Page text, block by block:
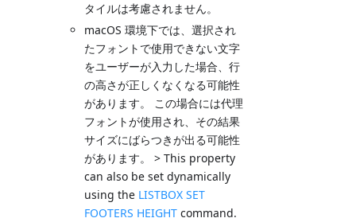
タイルは考慮されません。
macOS 環境下では、選択され
たフォントで使用できない文字
をユーザーが入力した場合、行
の高さが正しくなくなる可能性
があります。 この場合には代理
フォントが使用され、その結果
サイズにばらつきが出る可能性
があります。 > This property
can also be set dynamically
using the LISTBOX SET
FOOTERS HEIGHT command.